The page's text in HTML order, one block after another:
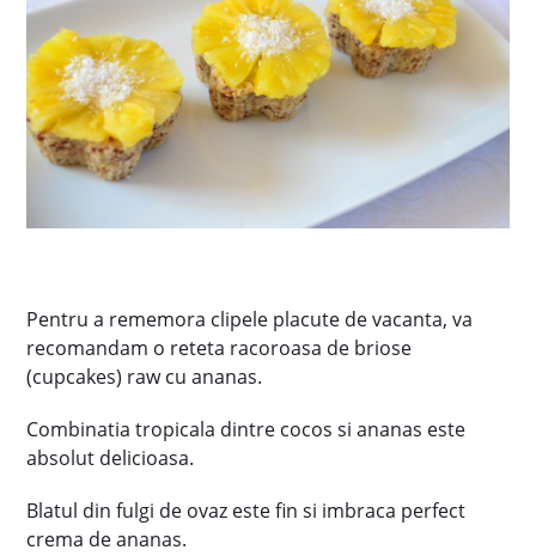
Pentru a rememora clipele placute de vacanta, va
recomandam o reteta racoroasa de briose
(cupcakes) raw cu ananas.
Combinatia tropicala dintre cocos si ananas este
absolut delicioasa.
Blatul din fulgi de ovaz este fin si imbraca perfect
crema de ananas.